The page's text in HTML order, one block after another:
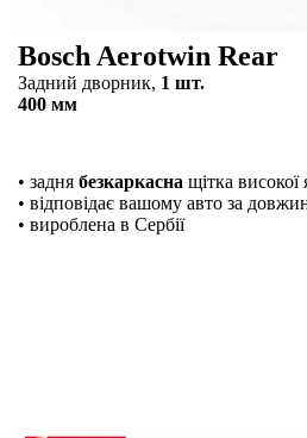
Bosch Aerotwin Rear
Задний дворник, 1 шт.
400 мм
• задня безкаркасна щітка високої
• відповідає вашому авто за
• вироблена в Сербії